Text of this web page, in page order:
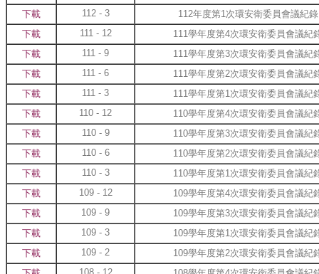
下載
112 - 3
112年度第1次環安衛委員會議紀錄
下載
111 - 12
111學年度第4次環安衛委員會議紀
下載
111 - 9
111學年度第3次環安衛委員會議紀
下載
111 - 6
111學年度第2次環安衛委員會議紀
下載
111 - 3
111學年度第1次環安衛委員會議紀
下載
110 - 12
110學年度第4次環安衛委員會議紀
下載
110 - 9
110學年度第3次環安衛委員會議紀
下載
110 - 6
110學年度第2次環安衛委員會議紀
下載
110 - 3
110學年度第1次環安衛委員會議紀
下載
109 - 12
109學年度第4次環安衛委員會議紀
下載
109 - 9
109學年度第3次環安衛委員會議紀
下載
109 - 3
109學年度第1次環安衛委員會議紀
下載
109 - 2
109學年度第2次環安衛委員會議紀